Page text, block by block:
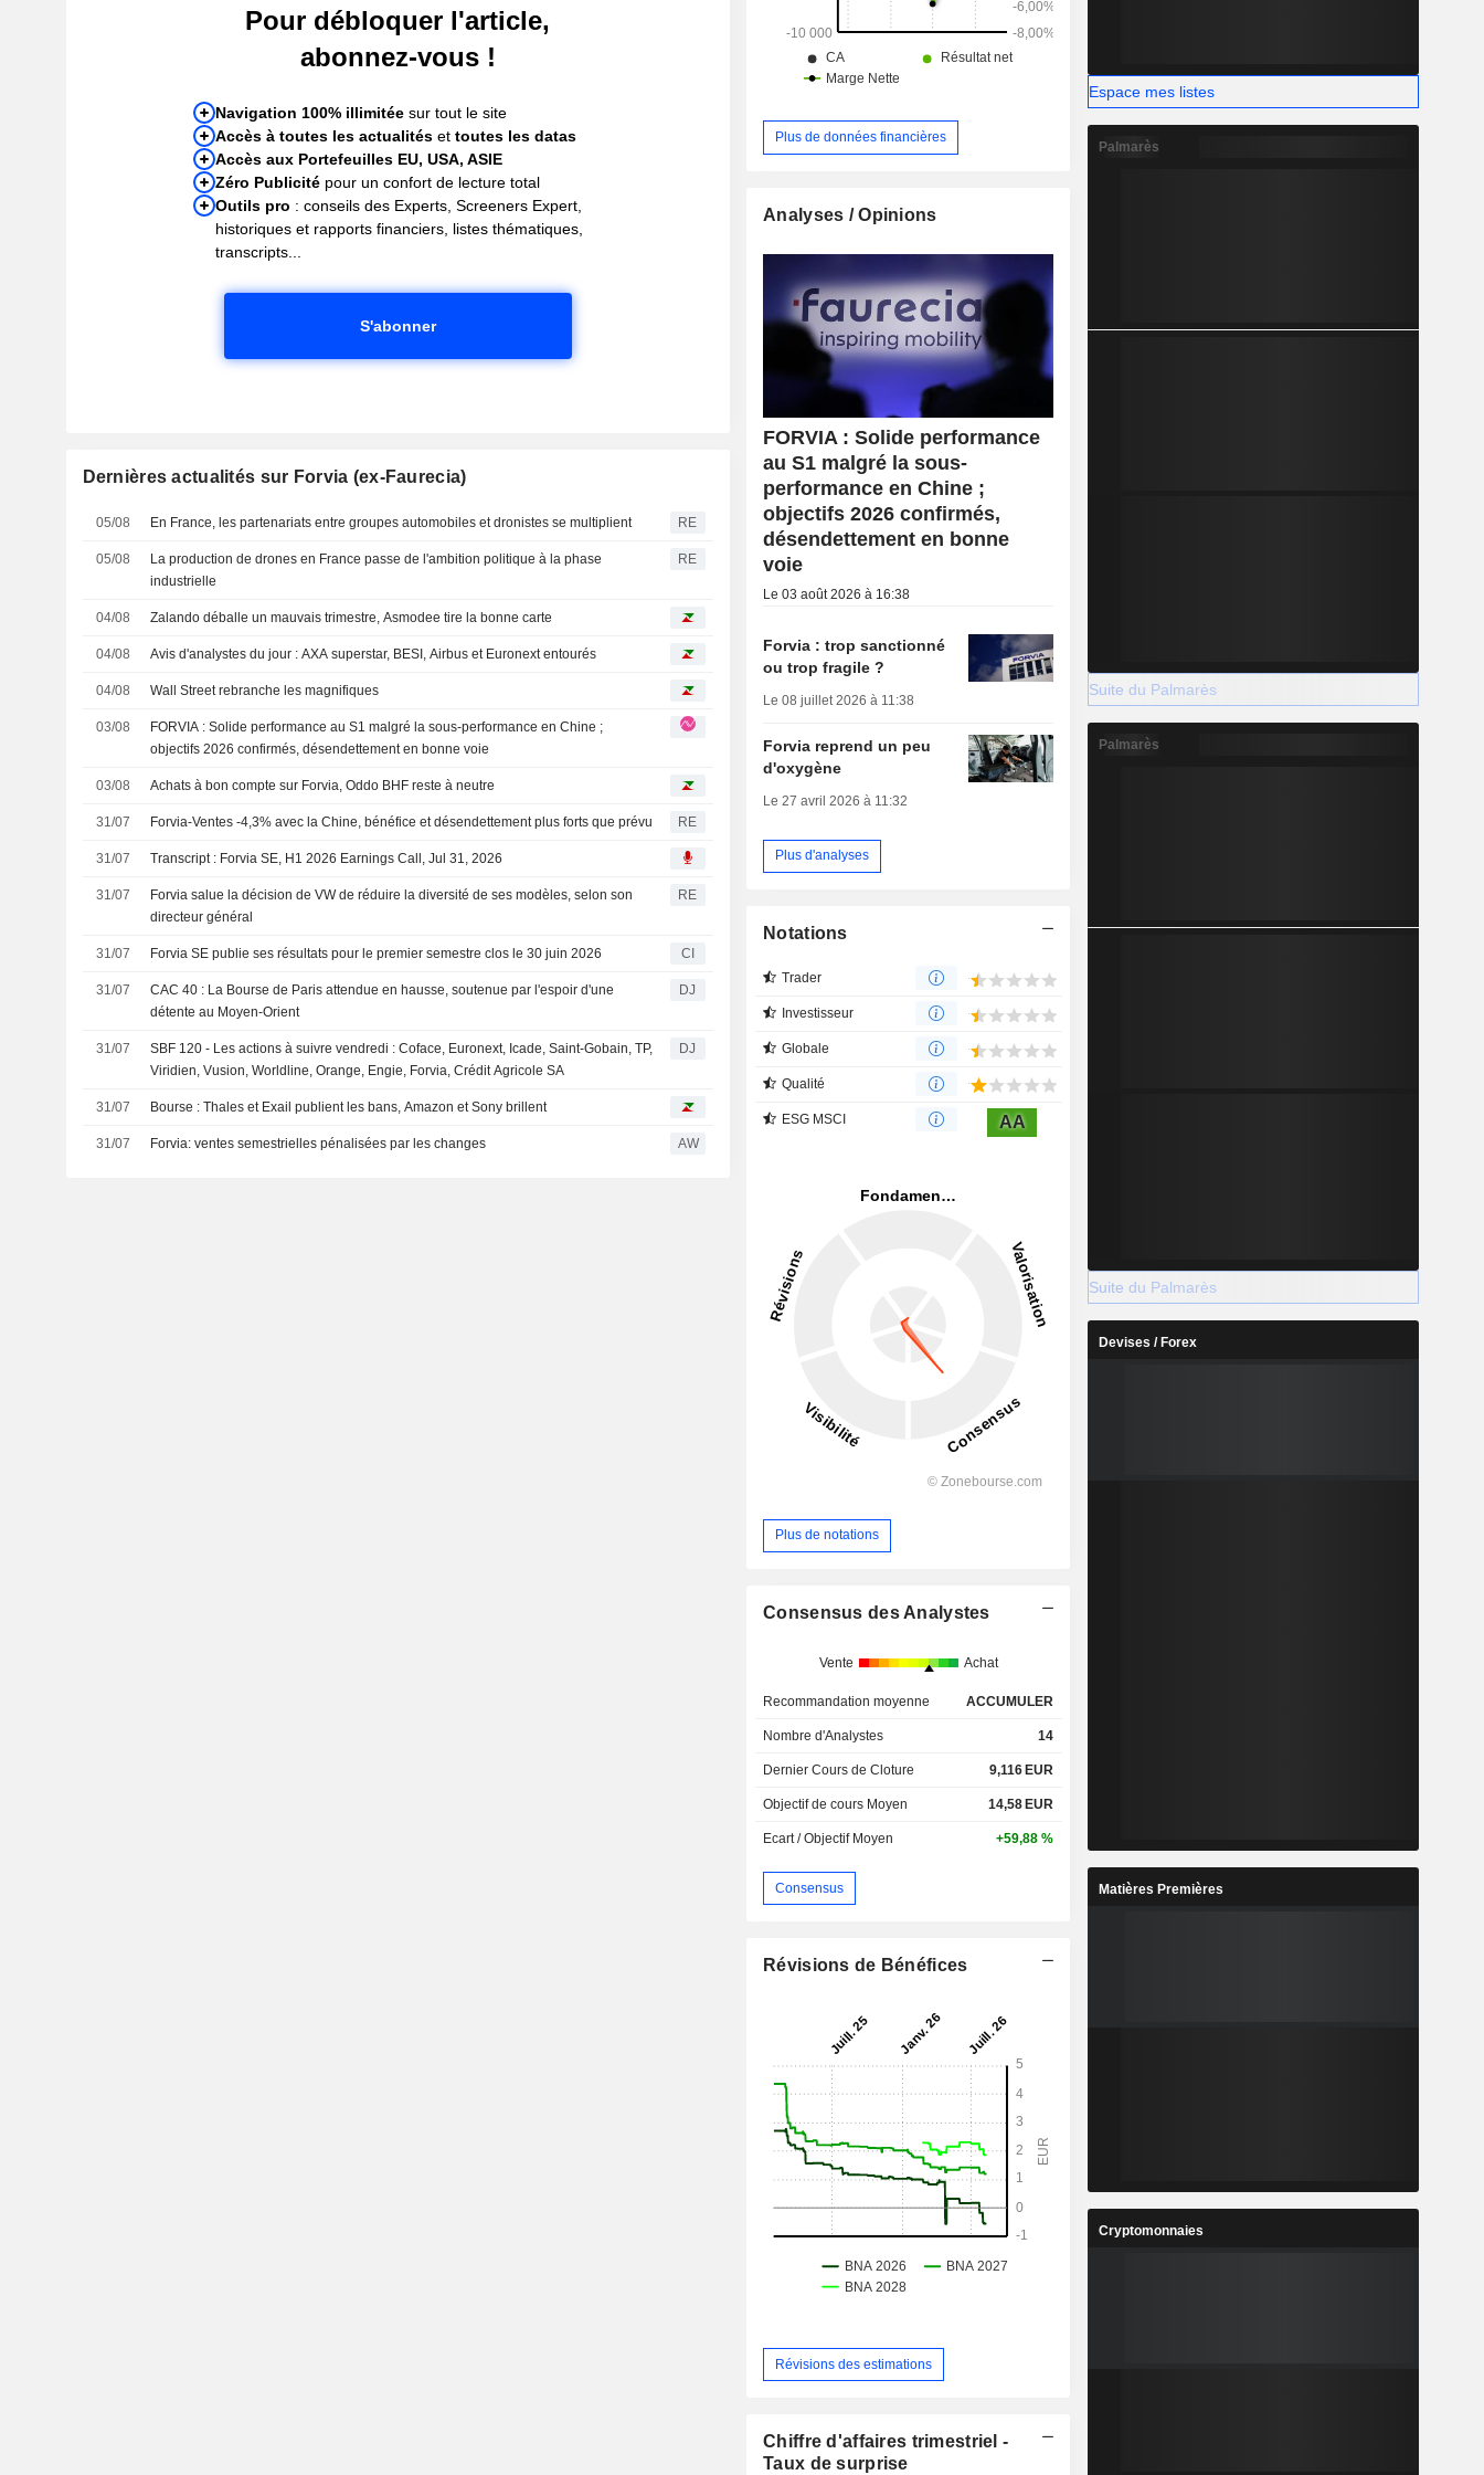
Pour débloquer l'article,
abonnez-vous !
Navigation 100% illimitée sur tout le site
Accès à toutes les actualités ettoutes les datas
Accès aux Portefeuilles EU, USA, ASIE
Zéro Publicité pour un confort de lecture total
Outils pro : conseils des Experts, Screeners Expert,
historiques et rapports financiers, listes thématiques,
transcripts...
S'abonner
Dernières actualités sur Forvia (ex-Faurecia)
05/08 En France, les partenariats entre groupes automobiles et dronistes se multiplient RE
05/08
La production de drones en France passe de l'ambition politique à la phase
industrielle
RE
04/08 Zalando déballe un mauvais trimestre, Asmodee tire la bonne carte
04/08 Avis d'analystes du jour : AXA superstar, BESI, Airbus et Euronext entourés
04/08 Wall Street rebranche les magnifiques
03/08
FORVIA : Solide performance au S1 malgré la sous-performance en Chine ;
objectifs 2026 confirmés, désendettement en bonne voie
03/08 Achats à bon compte sur Forvia, Oddo BHF reste à neutre
31/07 Forvia-Ventes -4,3% avec la Chine, bénéfice et désendettement plus forts que prévu RE
31/07 Transcript : Forvia SE, H1 2026 Earnings Call, Jul 31, 2026
31/07
Forvia salue la décision de VW de réduire la diversité de ses modèles, selon son
directeur général
RE
31/07 Forvia SE publie ses résultats pour le premier semestre clos le 30 juin 2026 CI
31/07
CAC 40 : La Bourse de Paris attendue en hausse, soutenue par l'espoir d'une
détente au Moyen-Orient
DJ
31/07
SBF 120 - Les actions à suivre vendredi : Coface, Euronext, Icade, Saint-Gobain, TP,
Viridien, Vusion, Worldline, Orange, Engie, Forvia, Crédit Agricole SA
DJ
31/07 Bourse : Thales et Exail publient les bans, Amazon et Sony brillent
31/07 Forvia: ventes semestrielles pénalisées par les changes AW
Plus de données financières
Analyses / Opinions
FORVIA : Solide performance
au S1 malgré la sous-
performance en Chine ;
objectifs 2026 confirmés,
désendettement en bonne
voie
Le 03 août 2026 à 16:38
Forvia : trop sanctionné
ou trop fragile ?
Le 08 juillet 2026 à 11:38
Forvia reprend un peu
d'oxygène
Le 27 avril 2026 à 11:32
Plus d'analyses
Notations
Trader
Investisseur
Globale
Qualité
ESG MSCI AA
Plus de notations
Consensus des Analystes
Vente Achat
Recommandation moyenne ACCUMULER
Nombre d'Analystes 14
Dernier Cours de Cloture 9,116 EUR
Objectif de cours Moyen 14,58 EUR
Ecart / Objectif Moyen +59,88 %
Consensus
Révisions de Bénéfices
Révisions des estimations
Chiffre d'affaires trimestriel -
Taux de surprise
Espace mes listes
Palmarès
Suite du Palmarès
Palmarès
Suite du Palmarès
Devises / Forex
Matières Premières
Cryptomonnaies